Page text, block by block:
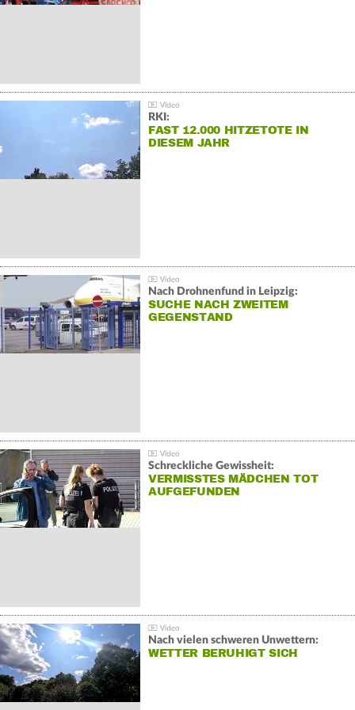
RKI:
FAST 12.000 HITZETOTE IN
DIESEM JAHR
Nach Drohnenfund in Leipzig:
SUCHE NACH ZWEITEM
GEGENSTAND
Schreckliche Gewissheit:
VERMISSTES MÄDCHEN TOT
AUFGEFUNDEN
Nach vielen schweren Unwettern:
WETTER BERUHIGT SICH